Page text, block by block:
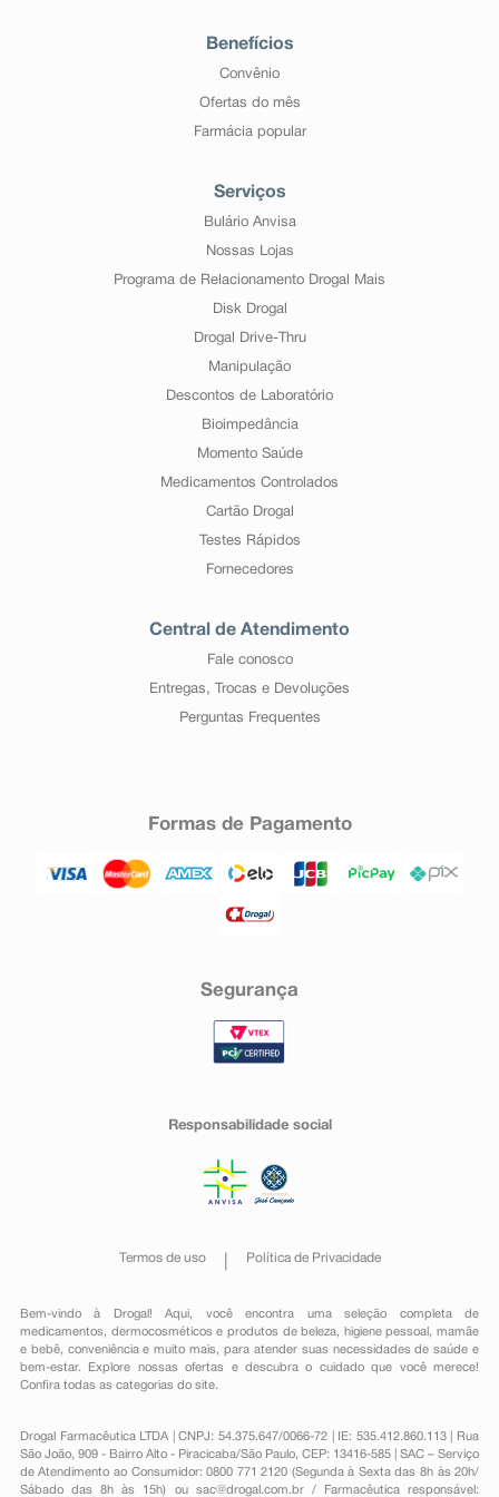
“Em caso de dúvidas, procure orientação do
farmacêutico ou de seu médico, ou cirurgião-dentista.”
Benefícios
Convênio
Ofertas do mês
Farmácia popular
Serviços
Bulário Anvisa
Nossas Lojas
Programa de Relacionamento Drogal Mais
Disk Drogal
Drogal Drive-Thru
Manipulação
Descontos de Laboratório
Bioimpedância
Momento Saúde
Medicamentos Controlados
Cartão Drogal
Testes Rápidos
Fornecedores
Central de Atendimento
Fale conosco
Entregas, Trocas e Devoluções
Perguntas Frequentes
Formas de Pagamento
Segurança
Responsabilidade social
Termos de uso Política de Privacidade
Bem-vindo à Drogal! Aqui, você encontra uma seleção completa de
medicamentos , dermocosméticos e produtos de beleza, higiene pessoal ,mamãe
e bebê, conveniênciae muito mais, para atender suas necessidades de saúde e
bem-estar. Explore nossas ofertas e descubra o cuidado que você merece!
Confira todas as categorias do site.
Drogal Farmacêutica LTDA | CNPJ: 54.375.647/0066-72 | IE: 535.412.860.113 | Rua
São João, 909 - Bairro Alto - Piracicaba/São Paulo, CEP: 13416-585 | SAC – Serviço
de Atendimento ao Consumidor: 0800 771 2120 (Segunda à Sexta das 8h às 20h/
Sábado das 8h às 15h) ou sac@drogal.com.br/ Farmacêutica responsável: